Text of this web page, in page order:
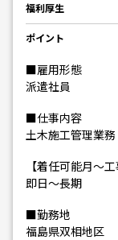
福利厚生
ポイント
■雇用形態
派遣社員
■仕事内容
土木施工管理業務
【着任可能月～工
即日～長期
■勤務地
福島県双相地区